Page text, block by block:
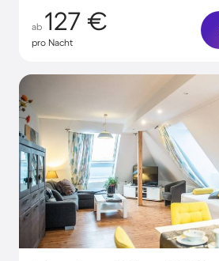
ab 127 €
pro Nacht